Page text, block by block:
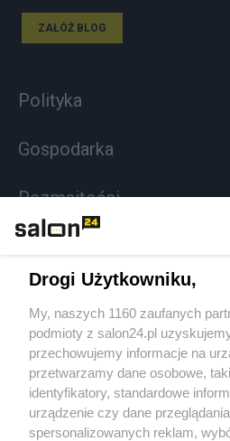
ZAŁÓŻ BLOG
Polityka
Gospodarka
Rozmaitości
Sport
Społeczeństwo
Kultura
Drogi Użytkowniku,
My, naszych 1160 zaufanych
podmioty z salon24.pl
przechowujemy informacje na
przetwarzamy dane osobowe,
identyfikatory, standardowe
urządzenie czy dane
spersonalizowanych reklam,